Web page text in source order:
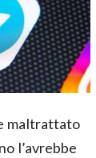
maltrattato
l’avrebbe